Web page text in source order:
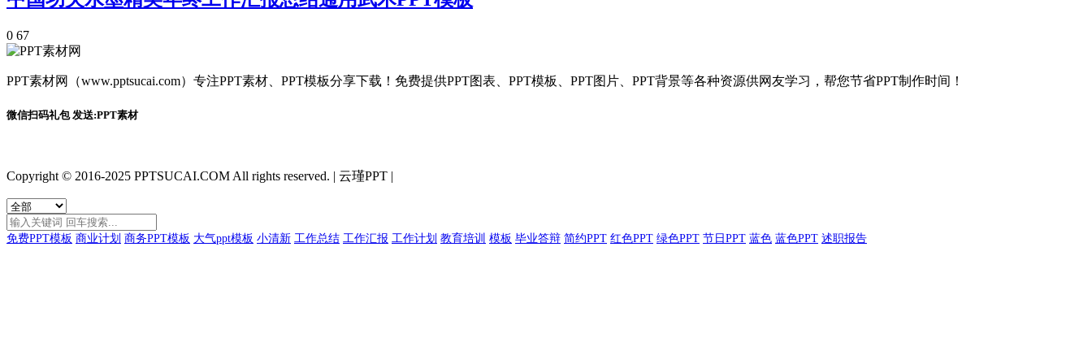
0 67
PPT素材网（www.pptsucai.com）专注PPT素材、PPT模板分享下载！免费提供PPT图表、PPT模板、PPT图片、PPT背景等各种资源供网友学习，帮您节省PPT制作时间！
微信扫码礼包 发送:PPT素材
Copyright © 2016-2025 PPTSUCAI.COM All rights reserved. | 云瑾PPT |
免费PPT模板 商业计划 商务PPT模板 大气ppt模板 小清新 工作总结 工作汇报 工作计划 教育培训 模板 毕业答辩 简约PPT 红色PPT 绿色PPT 节日PPT 蓝色 蓝色PPT 述职报告